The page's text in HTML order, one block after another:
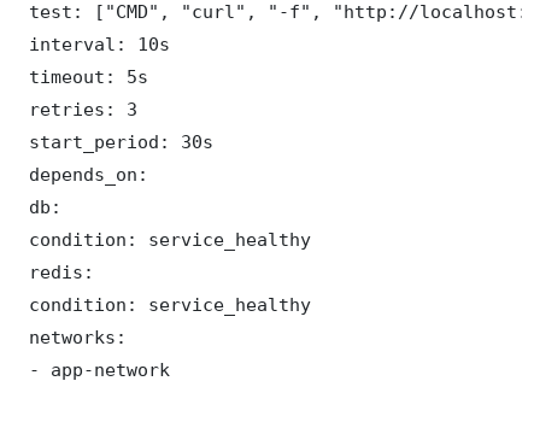
test: ["CMD", "curl", "-f", "http://
interval: 10s
timeout: 5s
retries: 3
start_period: 30s
depends_on:
db:
condition: service_healthy
redis:
condition: service_healthy
networks:
- app-network